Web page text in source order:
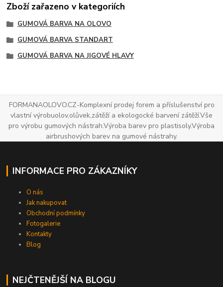
Zboží zařazeno v kategoriích
GUMOVÁ BARVA NA OLOVO
GUMOVÁ BARVA STANDART
GUMOVÁ BARVA NA JIGOVÉ HLAVY
FORMANAOLOVO.CZ-Komplexní prodej forem a příslušenství pro
vlastní výrobuolov,olůvek,zátěží a ekologocké barvení zátěží.Vše
pro výrobu gumových nástrah.Výroba barev pro plastisoly.Výroba
airbrushových barev na gumové nástrahy.
INFORMACE PRO ZÁKAZNÍKY
O nás
Jak nakupovat
Obchodní podmínky
Fotogalerie
Kontakty
Blog
NEJČTENĚJŠÍ NA BLOGU